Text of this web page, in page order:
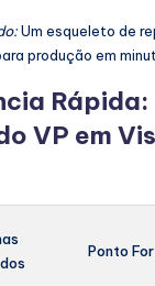
Um esqueleto de
produção em
Rápida:
VP em
Ponto